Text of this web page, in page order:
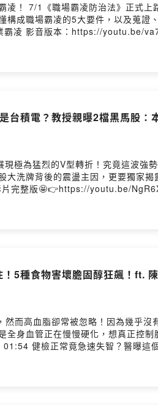
凌！ 7/1《職場霸凌防治法》正式
成職場霸凌的5大要件，以及蒐
台積電？教授親曝2檔黑馬股
極為猛烈的V型轉折！究竟這波強
大洗牌背後的震盪主因，更要獨家
！5種食物害壞膽固醇狂飆！ft.
而高血脂卻常被忽略！因為幾乎
化，想真正控制膽固醇該怎麼做？一起來看
健檢正常竟急速失智？醫曝這